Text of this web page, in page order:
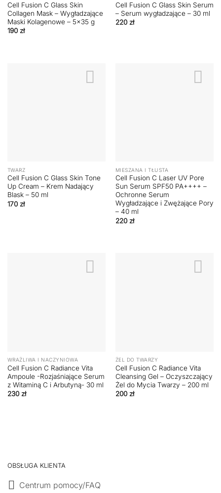
Cell Fusion C Glass Skin
Collagen Mask – Wygładzające
Maski Kolagenowe – 5×35 g
190 zł
Cell Fusion C Glass Skin Serum
– Serum wygładzające – 30 ml
220 zł
TWARZ
Cell Fusion C Glass Skin Tone
Up Cream – Krem Nadający
Blask – 50 ml
170 zł
MIESZANA I TŁUSTA
Cell Fusion C Laser UV Pore
Sun Serum SPF50 PA++++ –
Ochronne Serum
Wygładzające i Zwężające Pory
– 40 ml
220 zł
WRAŻLIWA I NACZYNIOWA
Cell Fusion C Radiance Vita
Ampoule -Rozjaśniające Serum
z Witaminą C i Arbutyną- 30 ml
230 zł
ŻEL DO TWARZY
Cell Fusion C Radiance Vita
Cleansing Gel – Oczyszczający
Żel do Mycia Twarzy – 200 ml
200 zł
OBSŁUGA KLIENTA
Centrum pomocy/FAQ